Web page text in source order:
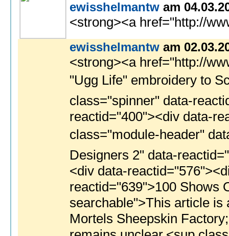
ewisshelmantw am
<strong><a href="http://
ewisshelmantw am
<strong><a href="http://www.ristog.it/ugg.php?f=newindex">ugg barn</a></strong><br> <strong><a